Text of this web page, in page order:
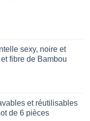
sexy, noire et
fibre de Bambou
et réutilisables
de 6 pièces